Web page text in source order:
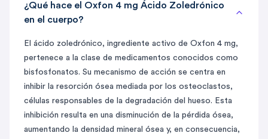
¿Qué hace el Oxfon 4 mg Ácido Zoledrónico
en el cuerpo?
El ácido zoledrónico, ingrediente activo de Oxfon 4 mg,
pertenece a la clase de medicamentos conocidos como
bisfosfonatos. Su mecanismo de acción se centra en
inhibir la resorción ósea mediada por los osteoclastos,
células responsables de la degradación del hueso. Esta
inhibición resulta en una disminución de la pérdida ósea,
aumentando la densidad mineral ósea y, en consecuencia,